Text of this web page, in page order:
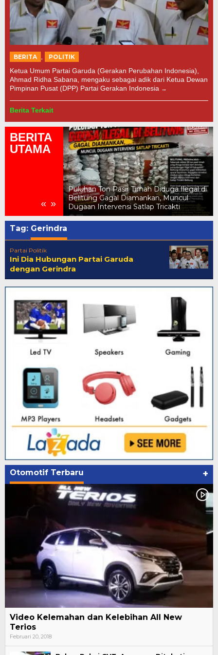
BERITA POLITIK
Ketua Umum Partai Garuda (Gerakan Perubahan Indonesia),
Ahmad Ridha Sabana, mengaku sebagai adik dari Ketua Dewan
Pimpinan Pusat (DPP) Partai Gerakan Indonesia
Berita Terkait
BERITA
UTAMA
« »
Puluhan Ton Pasir Timah Diduga Ilegal di
Belitung Gagal Diamankan, Muncul
Dugaan Intervensi Satlap Tricakti
Tag: Gerindra
Partai Politik
Ini Dia Hubungan Partai Garuda
dengan Gerindra
Otomotif Terbaru +
Video Kelemahan dan Kelebihan All New
Terios
Februari 20, 2018